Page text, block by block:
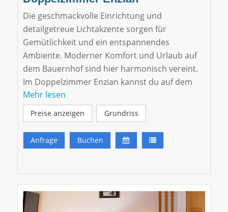
Die geschmackvolle Einrichtung und
detailgetreue Lichtakzente sorgen für
Gemütlichkeit und ein entspannendes
Ambiente. Moderner Komfort und Urlaub auf
dem Bauernhof sind hier harmonisch vereint.
Im Doppelzimmer Enzian kannst du auf dem
sonnigen Ostbalkon den Blick in die Berge und
über den See schweifen lassen.
Klicken Sie hier für eine virtuelle Tour.
Mehr lesen
Preise anzeigen Grundriss
Anfrage Buchen